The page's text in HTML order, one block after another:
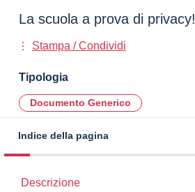
La scuola a prova di privacy!
Stampa / Condividi
Tipologia
Documento Generico
Indice della pagina
Descrizione